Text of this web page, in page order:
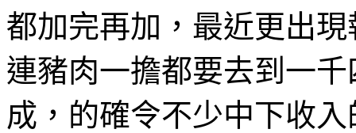
都加完再加，最近更出
連豬肉一擔都要去到一
成，的確令不少中下收